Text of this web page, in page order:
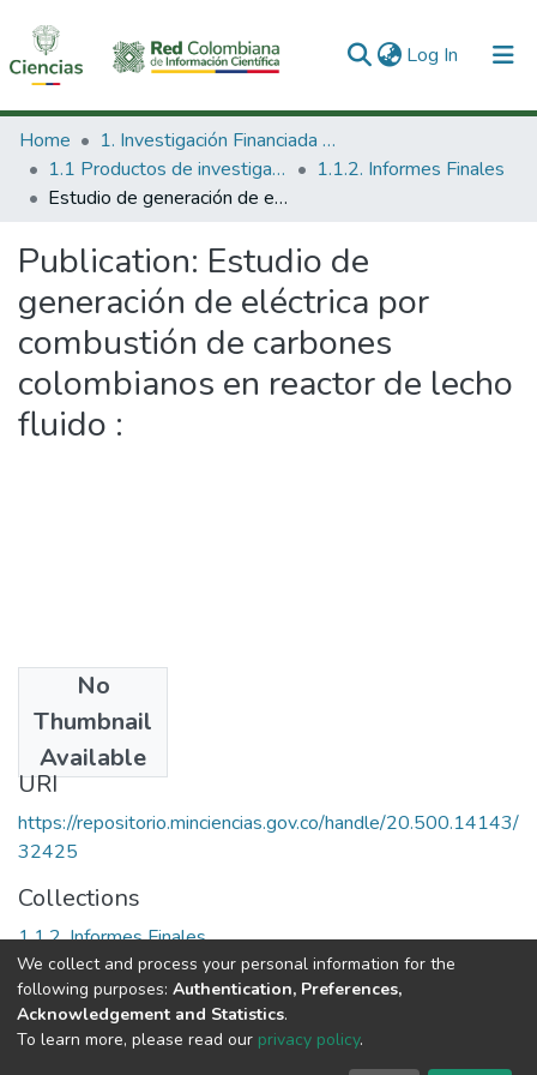
Log In (current)
Communities & Collections
All of DSpace
Home
1. Investigación Financiada con Recursos Públicos
1.1 Productos de investigación
1.1.2. Informes Finales
Estudio de generación de eléctrica por combustión de carbones colombianos en reactor de lecho fluido :
Publication: Estudio de
generación de eléctrica por
combustión de carbones
colombianos en reactor de lecho
fluido :
No
Thumbnail
Available
1998
URI
https://repositorio.minciencias.gov.co/handle/20.500.14143/
32425
Collections
1.1.2. Informes Finales
Full item page
DSpace software copyright © 2002-2026
We collect and process your personal information for the
following purposes: Authentication, Preferences,
Acknowledgement and Statistics.
To learn more, please read our privacy policy.